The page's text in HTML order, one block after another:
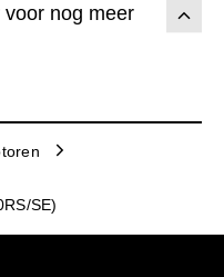
nog meer
SE)